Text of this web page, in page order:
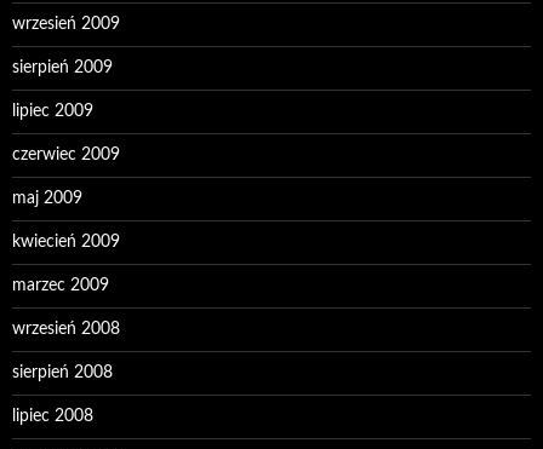
wrzesień 2009
sierpień 2009
lipiec 2009
czerwiec 2009
maj 2009
kwiecień 2009
marzec 2009
wrzesień 2008
sierpień 2008
lipiec 2008